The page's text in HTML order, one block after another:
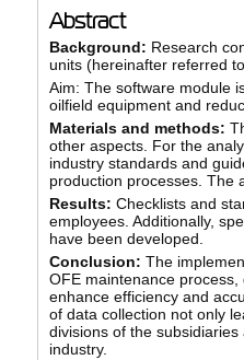
Abstract
Background: Research
units (hereinafter referred
Aim: The software module
oilfield equipment and
Materials and methods:
other aspects. For the
industry standards and
production processes. The
Results: Checklists and
employees. Additionally,
have been developed.
Conclusion: The
OFE maintenance
enhance efficiency and
of data collection not only
divisions of the
industry.